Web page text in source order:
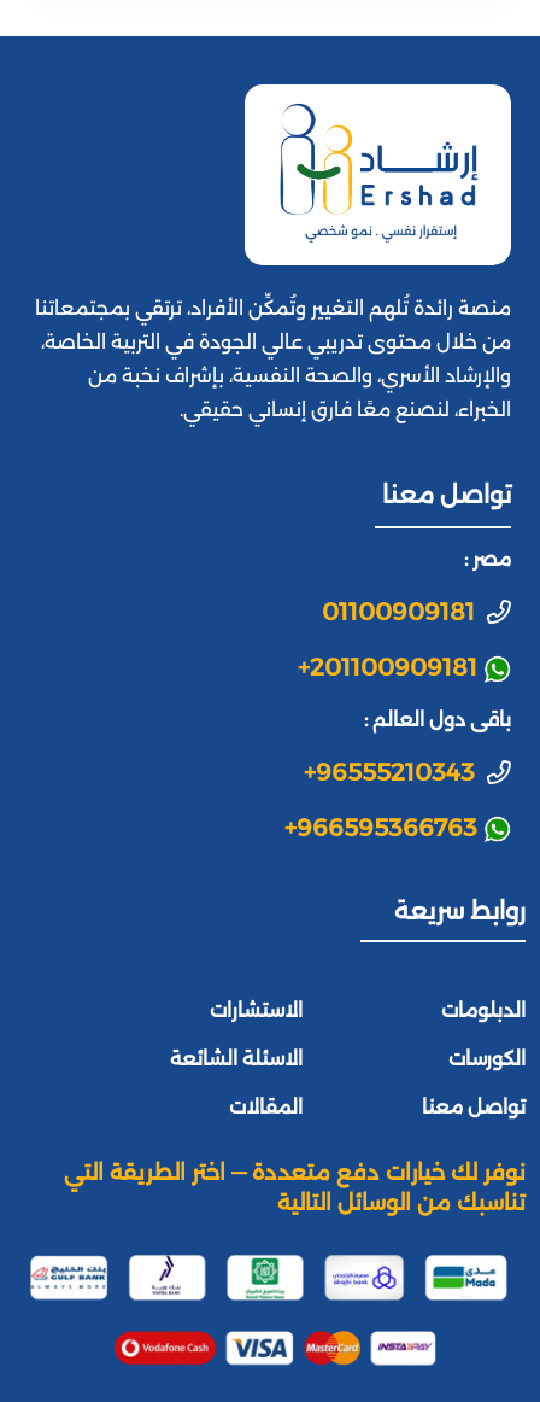
منصة رائدة تُلهم التغيير وتُمكِّن الأفراد، ترتقي بمجتمعاتنا
من خلال محتوى تدريبي عالي الجودة في التربية الخاصة،
والإرشاد الأسري، والصحة النفسية، بإشراف نخبة من
الخبراء، لنصنع معًا فارق إنساني حقيقي.
تواصل معنا
مصر :
01100909181
+201100909181
باقى دول العالم :
+96555210343
+966595366763
روابط سريعة
الدبلومات الاستشارات
الكورسات الاسئلة الشائعة
تواصل معنا المقالات
نوفر لك خيارات دفع متعددة — اختر الطريقة التي
تناسبك من الوسائل التالية